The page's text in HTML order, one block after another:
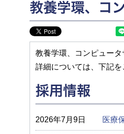
教養学環、コ
教養学環、コンピュータ
詳細については、下記を
採用情報
2026年7月9日 医療